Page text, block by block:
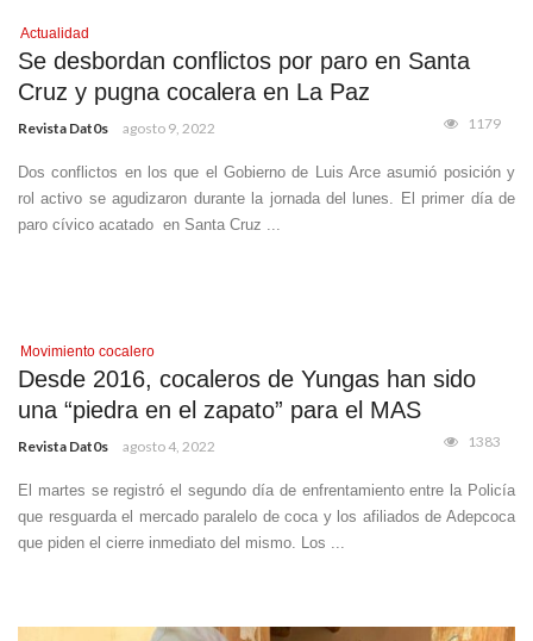
Actualidad
Se desbordan conflictos por paro en Santa
Cruz y pugna cocalera en La Paz
Revista Dat0s agosto 9, 2022 1179
Dos conflictos en los que el Gobierno de Luis Arce asumió posición y
rol activo se agudizaron durante la jornada del lunes. El primer día de
paro cívico acatado en Santa Cruz ...
Movimiento cocalero
Desde 2016, cocaleros de Yungas han sido
una “piedra en el zapato” para el MAS
Revista Dat0s agosto 4, 2022 1383
El martes se registró el segundo día de enfrentamiento entre la Policía
que resguarda el mercado paralelo de coca y los afiliados de Adepcoca
que piden el cierre inmediato del mismo. Los ...